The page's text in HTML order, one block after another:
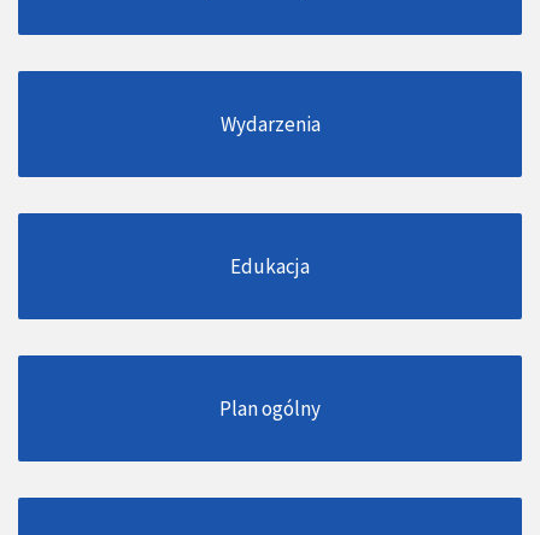
Wydarzenia
Edukacja
Plan ogólny